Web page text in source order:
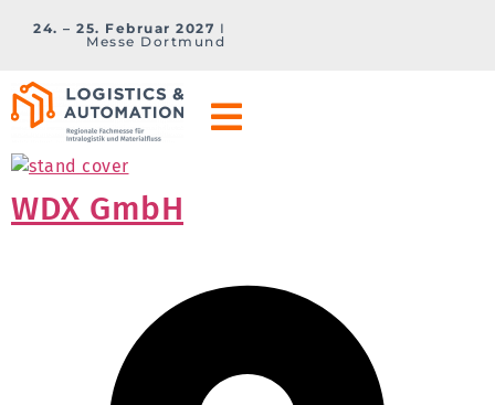
24. – 25. Februar 2027 I
Messe Dortmund
WDX GmbH